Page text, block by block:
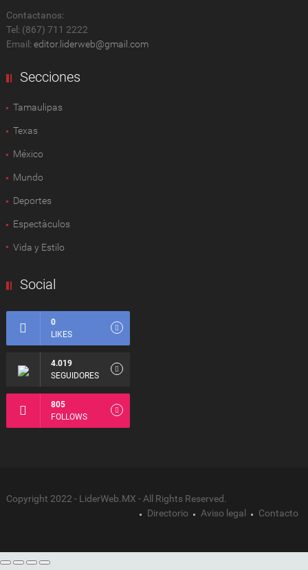
Contactanos:
Tel: (867) 711 2222
Email: editor.liderweb@gmail.com
Secciones
Tamaulipas
Texas
México
Mundo
Deportes
Espectàculos
Vida y Estilo
Social
0
LIKES
4.019
SEGUIDORES
805
FOLLOWS
Copyright 2022 - LiderWeb.MX - All Rights Reserved.
Directorio
Aviso legal Contacto